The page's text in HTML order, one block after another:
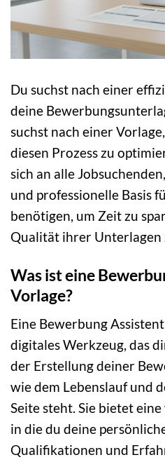
Du suchst nach einer
deine
suchst nach einer
diesen Prozess zu
sich an alle
und professionelle Basis
benötigen, um Zeit zu
Qualität ihrer Unterlagen
Was ist eine
Vorlage?
Eine Bewerbung
digitales Werkzeug, das
der Erstellung deiner
wie dem Lebenslauf und
Seite steht. Sie bietet
in die du deine
Qualifikationen und